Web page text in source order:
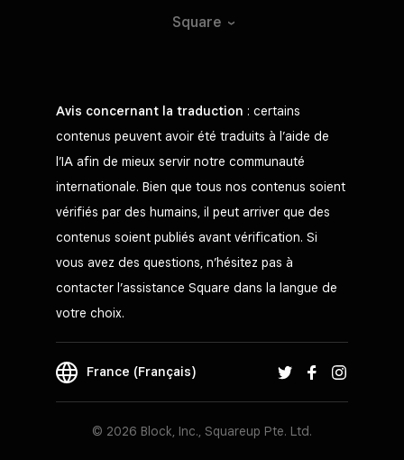
Square
Avis concernant la traduction : certains
contenus peuvent avoir été traduits à l’aide de
l’IA afin de mieux servir notre communauté
internationale. Bien que tous nos contenus soient
vérifiés par des humains, il peut arriver que des
contenus soient publiés avant vérification. Si
vous avez des questions, n’hésitez pas à
contacter l’assistance Square dans la langue de
votre choix.
France (Français)
© 2026 Block, Inc., Squareup Pte. Ltd.